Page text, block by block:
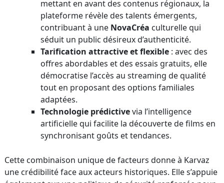
mettant en avant des contenus régionaux, la
plateforme révèle des talents émergents,
contribuant à une NovaCréa culturelle qui
séduit un public désireux d’authenticité.
Tarification attractive et flexible: avec des
offres abordables et des essais gratuits, elle
démocratise l’accès au streaming de qualité
tout en proposant des options familiales
adaptées.
Technologie prédictivevia l’intelligence
artificielle qui facilite la découverte de films en
synchronisant goûts et tendances.
Cette combinaison unique de facteurs donne à Karvaz
une crédibilité face aux acteurs historiques. Elle s’appuie